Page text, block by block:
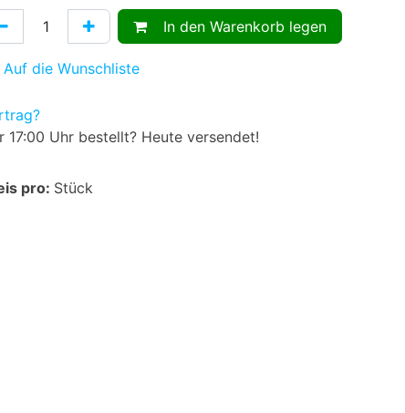
In den Warenkorb legen
Auf die Wunschliste
17:00 Uhr bestellt? Heute versendet!
pro: Stück